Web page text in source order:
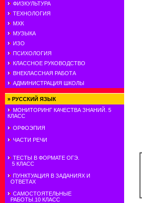
ФИЗКУЛЬТУРА
ТЕХНОЛОГИЯ
МХК
МУЗЫКА
ИЗО
ПСИХОЛОГИЯ
КЛАССНОЕ РУКОВОДСТВО
ВНЕКЛАССНАЯ РАБОТА
АДМИНИСТРАЦИЯ ШКОЛЫ
» РУССКИЙ ЯЗЫК
МОНИТОРИНГ КАЧЕСТВА ЗНАНИЙ. 5
КЛАСС
ОРФОЭПИЯ
ЧАСТИ РЕЧИ
ТЕСТЫ В ФОРМАТЕ ОГЭ.
5 КЛАСС
ПУНКТУАЦИЯ В ЗАДАНИЯХ И
ОТВЕТАХ
САМОСТОЯТЕЛЬНЫЕ
РАБОТЫ.10 КЛАСС